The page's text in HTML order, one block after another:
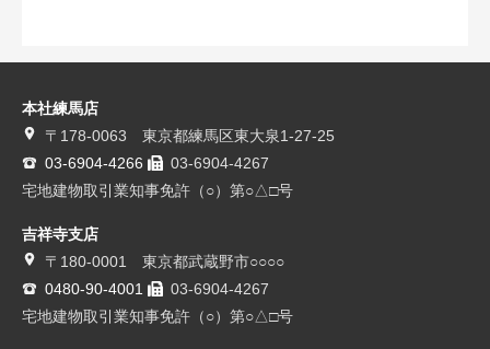
本社練馬店
〒178-0063 東京都練馬区東大泉1-27-25
03-6904-4266
03-6904-4267
宅地建物取引業知事免許（○）第○△□号
吉祥寺支店
〒180-0001 東京都武蔵野市○○○○
0480-90-4001
03-6904-4267
宅地建物取引業知事免許（○）第○△□号